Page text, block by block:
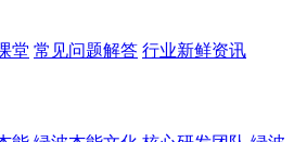
堂 常见问题解答 行业新鲜资讯